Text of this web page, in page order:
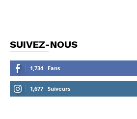
SUIVEZ-NOUS
1,734 Fans
1,677 Suiveurs